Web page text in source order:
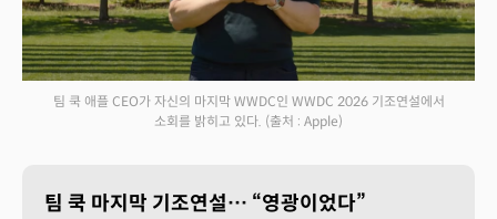
팀 쿡 애플 CEO가 자신의 마지막 WWDC인 WWDC 2026 기조연설에서
소회를 밝히고 있다. (출처 : Apple)
팀 쿡 마지막 기조연설… “영광이었다”